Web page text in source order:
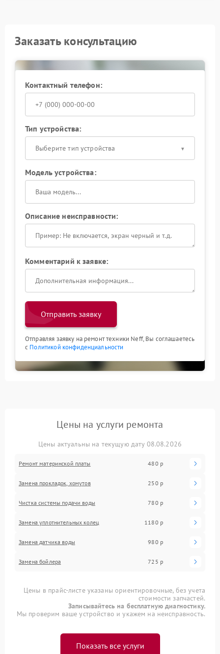
Заказать консультацию
Контактный телефон:
Тип устройства:
Выберите тип устройства
Модель устройства:
Описание неисправности:
Комментарий к заявке:
Отправить заявку
Отправляя заявку на ремонт техники Neff, Вы соглашаетесь
с Политикой конфиденциальности
Цены на услуги ремонта
Цены актуальны на текущую дату 08.08.2026
Ремонт материнской платы 480 р
Замена прокладок, хомутов 250 р
Чистка системы подачи воды 780 р
Замена уплотнительных колец 1180 р
Замена датчика воды 980 р
Замена бойлера 725 р
Цены в прайс-листе указаны ориентировочные, без учета
стоимости запчастей.
Записывайтесь на бесплатную диагностику.
Мы проверим ваше устройство и укажем на неисправность.
Показать все услуги